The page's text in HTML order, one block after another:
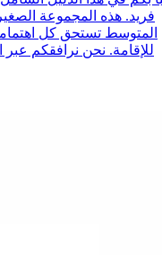
فريد. هذه المجموعة
المتوسط تستحق كل
للإقامة. نحن نرافقكم عبر